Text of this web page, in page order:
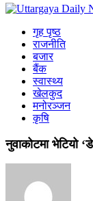
गृह पृष्ठ
राजनीति
बजार
बैंक
स्वास्थ्य
खेलकुद
मनोरञ्जन
कृषि
नुवाकोटमा भेटियो